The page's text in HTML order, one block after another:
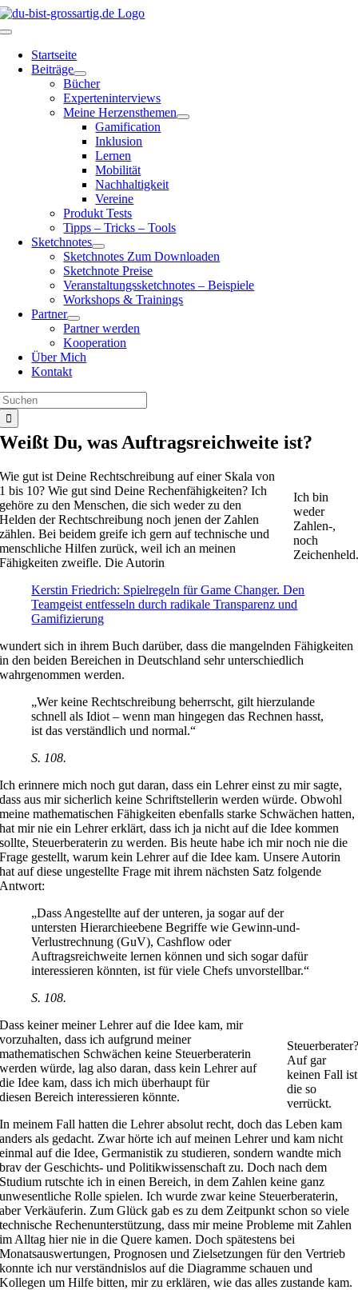
Zum
Inhalt
Toggle
NavigationStartseite
Beiträge
Bücher
Experteninterviews
Meine Herzensthemen
Gamification
Inklusion
Lernen
Mobilität
Nachhaltigkeit
Vereine
Produkt Tests
Tipps – Tricks – Tools
Sketchnotes
Sketchnotes Zum Downloaden
Sketchnote Preise
Veranstaltungssketchnotes – Beispiele
Workshops & Trainings
Partner
Partner werden
Kooperation
Über Mich
Kontakt
Weißt Du, was Auftragsreichweite ist?
Ich bin
weder
Zahlen-,
noch
Zeichenheld.
Wie gut ist Deine Rechtschreibung auf einer Skala von
1 bis 10? Wie gut sind Deine Rechenfähigkeiten? Ich
gehöre zu den Menschen, die sich weder zu den
Helden der Rechtschreibung noch jenen der Zahlen
zählen. Bei beidem greife ich gern auf technische und
menschliche Hilfen zurück, weil ich an meinen
Fähigkeiten zweifle. Die Autorin
Kerstin Friedrich: Spielregeln für Game Changer. Den
Teamgeist entfesseln durch radikale Transparenz und
Gamifizierung
wundert sich in ihrem Buch darüber, dass die mangelnden Fähigkeiten
in den beiden Bereichen in Deutschland sehr unterschiedlich
wahrgenommen werden.
„Wer keine Rechtschreibung beherrscht, gilt hierzulande
schnell als Idiot – wenn man hingegen das Rechnen hasst,
ist das verständlich und normal.“
S. 108.
Ich erinnere mich noch gut daran, dass ein Lehrer einst zu mir sagte,
dass aus mir sicherlich keine Schriftstellerin werden würde. Obwohl
meine mathematischen Fähigkeiten ebenfalls starke Schwächen hatten,
hat mir nie ein Lehrer erklärt, dass ich ja nicht auf die Idee kommen
sollte, Steuerberaterin zu werden. Bis heute habe ich mir noch nie die
Frage gestellt, warum kein Lehrer auf die Idee kam. Unsere Autorin
hat auf diese ungestellte Frage mit ihrem nächsten Satz folgende
Antwort:
„Dass Angestellte auf der unteren, ja sogar auf der
untersten Hierarchieebene Begriffe wie Gewinn-und-
Verlustrechnung (GuV), Cashflow oder
Auftragsreichweite lernen können und sich sogar dafür
interessieren könnten, ist für viele Chefs unvorstellbar.“
S. 108.
Steuerberater?
Auf gar
keinen Fall ist
die so
verrückt.
Dass keiner meiner Lehrer auf die Idee kam, mir
vorzuhalten, dass ich aufgrund meiner
mathematischen Schwächen keine Steuerberaterin
werden würde, lag also daran, dass kein Lehrer auf
die Idee kam, dass ich mich überhaupt für
diesen Bereich interessieren könnte.
In meinem Fall hatten die Lehrer absolut recht, doch das Leben kam
anders als gedacht. Zwar hörte ich auf meinen Lehrer und kam nicht
einmal auf die Idee, Germanistik zu studieren, sondern wandte mich
brav der Geschichts- und Politikwissenschaft zu. Doch nach dem
Studium rutschte ich in einen Bereich, in dem Zahlen keine ganz
unwesentliche Rolle spielen. Ich wurde zwar keine Steuerberaterin,
aber Verkäuferin. Zum Glück gab es zu dem Zeitpunkt schon so viele
technische Rechenunterstützung, dass mir meine Probleme mit Zahlen
im Alltag hier nie in die Quere kamen. Doch spätestens bei
Monatsauswertungen, Prognosen und Zielsetzungen für den Vertrieb
konnte ich nur verständnislos auf die Diagramme schauen und
Kollegen um Hilfe bitten, mir zu erklären, wie das alles zustande kam.